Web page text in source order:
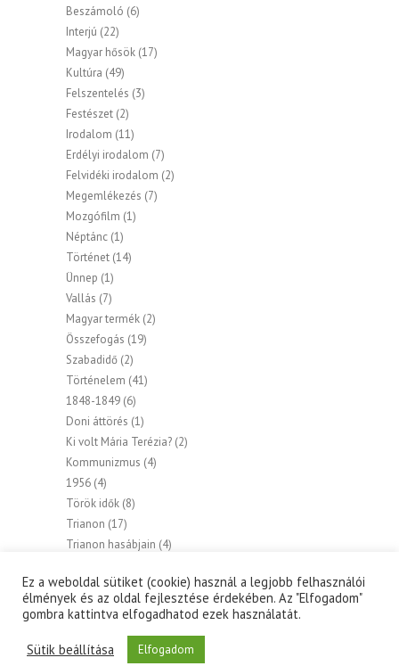
Beszámoló (6)
Interjú (22)
Magyar hősök (17)
Kultúra (49)
Felszentelés (3)
Festészet (2)
Irodalom (11)
Erdélyi irodalom (7)
Felvidéki irodalom (2)
Megemlékezés (7)
Mozgófilm (1)
Néptánc (1)
Történet (14)
Ünnep (1)
Vallás (7)
Magyar termék (2)
Összefogás (19)
Szabadidő (2)
Történelem (41)
1848-1849 (6)
Doni áttörés (1)
Ki volt Mária Terézia? (2)
Kommunizmus (4)
1956 (4)
Török idők (8)
Trianon (17)
Trianon hasábjain (4)
Ez a weboldal sütiket (cookie) használ a legjobb felhasználói
élmények és az oldal fejlesztése érdekében. Az "Elfogadom"
gombra kattintva elfogadhatod ezek használatát.
Sütik beállítása Elfogadom